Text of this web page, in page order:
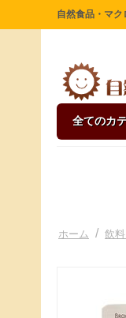
自然食品・マ
全てのカ
ホーム / 飲